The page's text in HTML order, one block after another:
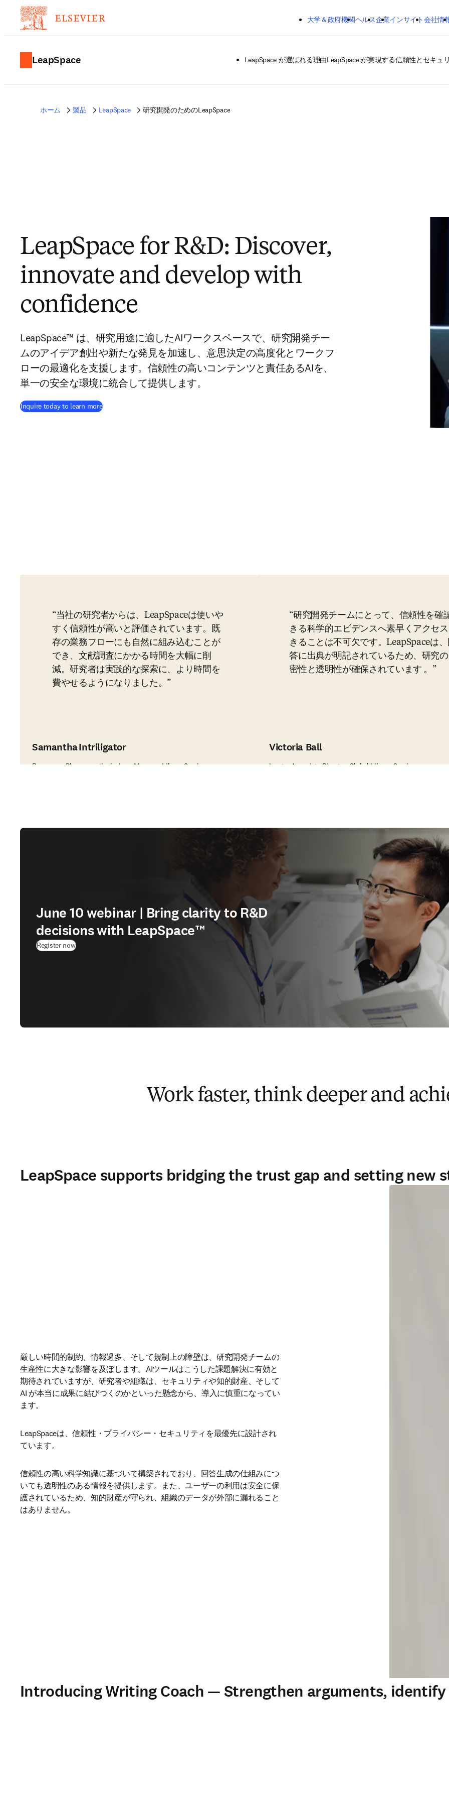
メインのコンテンツにスキップする
大学＆政府機関ヘルス企業インサイト会社情
LeapSpace LeapSpace が選ばれる理由LeapSpace が実現する信頼性とセキュ
ホーム 製品 LeapSpace 研究開発のためのLeapSpace
LeapSpace for R&D: Discover,
innovate and develop with
confidence
LeapSpace™ は、研究用途に適したAIワークスペースで、研究開発チー
ムのアイデア創出や新たな発見を加速し、意思決定の高度化とワークフ
ローの最適化を支援します。信頼性の高いコンテンツと責任あるAIを、
単一の安全な環境に統合して提供します。
Inquire today to learn more
当社の研究者からは、LeapSpaceは使いや
すく信頼性が高いと評価されています。既
存の業務フローにも自然に組み込むことが
でき、文献調査にかかる時間を大幅に削
減。研究者は実践的な探索に、より時間を
費やせるようになりました。
Samantha Intriligator
Regeneron Pharmaceuticals, Inc., Manager, Library Services
研究開発チームにとって、信頼性を確
きる科学的エビデンスへ素早くアクセ
きることは不可欠です。LeapSpaceは、
答に出典が明記されているため、研究
密性と透明性が確保されています 。
Victoria Ball
Incyte, Associate Director, Global Library Services
June 10 webinar | Bring clarity to R&D
decisions with LeapSpace™
Register now(
Work faster, think deeper and
LeapSpace supports bridging the trust gap and setting new
厳しい時間的制約、情報過多、そして規制上の障壁は、研究開発チームの
生産性に大きな影響を及ぼします。AIツールはこうした課題解決に有効と
期待されていますが、研究者や組織は、セキュリティや知的財産、そして
AI が本当に成果に結びつくのかといった懸念から、導入に慎重になってい
ます。
LeapSpaceは、信頼性・プライバシー・セキュリティを最優先に設計され
ています。
信頼性の高い科学知識に基づいて構築されており、回答生成の仕組みにつ
いても透明性のある情報を提供します。また、ユーザーの利用は安全に保
護されているため、知的財産が守られ、組織のデータが外部に漏れること
はありません。
Introducing Writing Coach — Strengthen arguments, identify